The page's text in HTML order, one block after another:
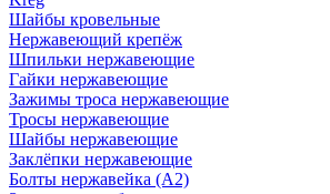
Шайбы кровельные
Нержавеющий крепёж
Шпильки нержавеющие
Гайки нержавеющие
Зажимы троса нержавеющие
Тросы нержавеющие
Шайбы нержавеющие
Заклёпки нержавеющие
Болты нержавейка (А2)